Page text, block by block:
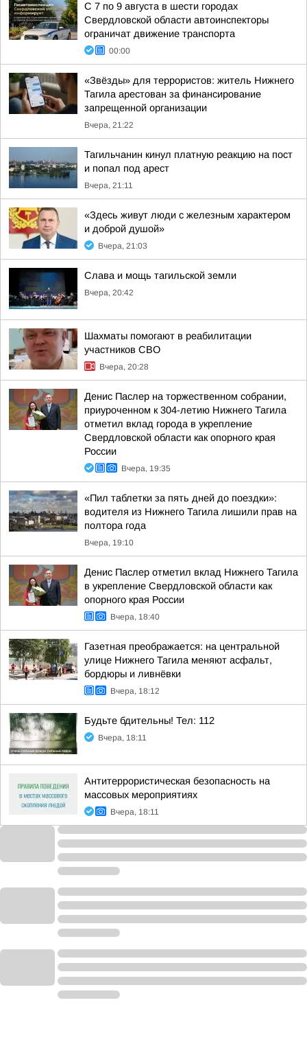
С 7 по 9 августа в шести городах
Свердловской области автоинспекторы
ограничат движение транспорта
00:00
«Звёзды» для террористов: житель Нижнего
Тагила арестован за финансирование
запрещенной организации
Вчера, 21:22
Тагильчанин кинул платную реакцию на пост
и попал под арест
Вчера, 21:11
«Здесь живут люди с железным характером
и доброй душой»
Вчера, 21:03
Слава и мощь тагильской земли
Вчера, 20:42
Шахматы помогают в реабилитации
участников СВО
Вчера, 20:28
Денис Паслер на торжественном собрании,
приуроченном к 304-летию Нижнего Тагила
отметил вклад города в укрепление
Свердловской области как опорного края
России
Вчера, 19:35
«Пил таблетки за пять дней до поездки»:
водителя из Нижнего Тагила лишили прав на
полтора года
Вчера, 19:10
Денис Паслер отметил вклад Нижнего Тагила
в укрепление Свердловской области как
опорного края России
Вчера, 18:40
Газетная преображается: на центральной
улице Нижнего Тагила меняют асфальт,
бордюры и ливнёвки
Вчера, 18:12
Будьте бдительны! Тел: 112
Вчера, 18:11
Антитеррористическая безопасность на
массовых мероприятиях
Вчера, 18:11